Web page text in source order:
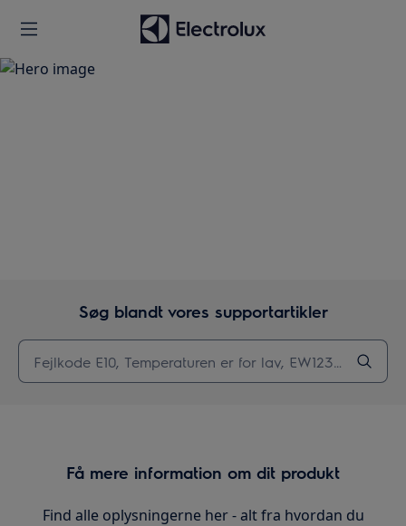
Søg blandt vores supportartikler
Få mere information om dit produkt
Find alle oplysningerne her - alt fra hvordan du